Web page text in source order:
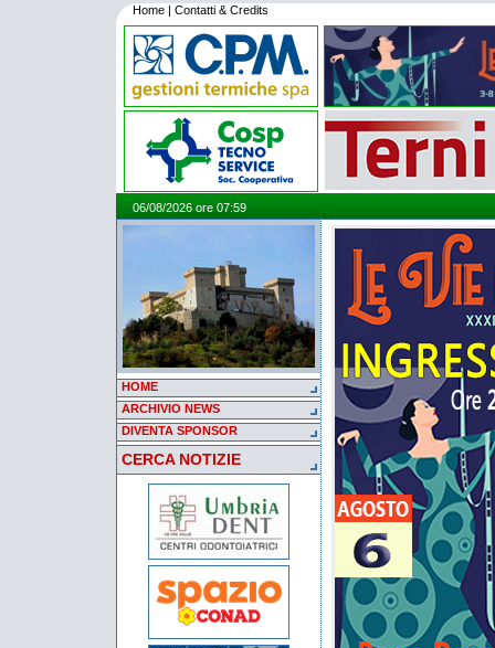
Home | Contatti & Credits
06/08/2026 ore 07:59
HOME
ARCHIVIO NEWS
DIVENTA SPONSOR
CERCA NOTIZIE